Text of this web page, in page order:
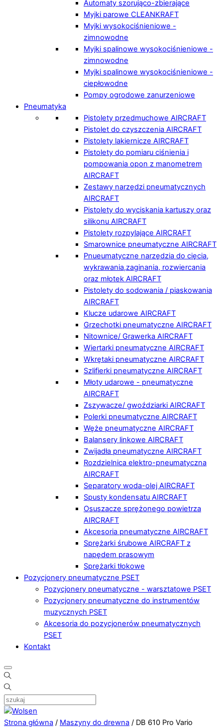
Automaty szorująco-zbierające
Myjki parowe CLEANKRAFT
Myjki wysokociśnieniowe -
zimnowodne
Myjki spalinowe wysokociśnieniowe -
zimnowodne
Myjki spalinowe wysokociśnieniowe -
ciepłowodne
Pompy ogrodowe zanurzeniowe
Pneumatyka
Pistolety przedmuchowe AIRCRAFT
Pistolet do czyszczenia AIRCRAFT
Pistolety lakiernicze AIRCRAFT
Pistolety do pomiaru ciśnienia i
pompowania opon z manometrem
AIRCRAFT
Zestawy narzędzi pneumatycznych
AIRCRAFT
Pistolety do wyciskania kartuszy oraz
silikonu AIRCRAFT
Pistolety rozpylające AIRCRAFT
Smarownice pneumatyczne AIRCRAFT
Pnueumatyczne narzędzia do cięcia,
wykrawania,zaginania, rozwiercania
oraz młotek AIRCRAFT
Pistolety do sodowania / piaskowania
AIRCRAFT
Klucze udarowe AIRCRAFT
Grzechotki pneumatyczne AIRCRAFT
Nitownice/ Grawerka AIRCRAFT
Wiertarki pneumatyczne AIRCRAFT
Wkrętaki pneumatyczne AIRCRAFT
Szlifierki pneumatyczne AIRCRAFT
Młoty udarowe - pneumatyczne
AIRCRAFT
Zszywacze/ gwoździarki AIRCRAFT
Polerki pneumatyczne AIRCRAFT
Węże pneumatyczne AIRCRAFT
Balansery linkowe AIRCRAFT
Zwijadła pneumatyczne AIRCRAFT
Rozdzielnica elektro-pneumatyczna
AIRCRAFT
Separatory woda-olej AIRCRAFT
Spusty kondensatu AIRCRAFT
Osuszacze sprężonego powietrza
AIRCRAFT
Akcesoria pneumatyczne AIRCRAFT
Sprężarki śrubowe AIRCRAFT z
napędem prasowym
Sprężarki tłokowe
Pozycjonery pneumatyczne PSET
Pozycjonery pneumatyczne - warsztatowe PSET
Pozycjonery pneumatyczne do instrumentów
muzycznych PSET
Akcesoria do pozycjonerów pneumatycznych
PSET
Kontakt
Strona główna / Maszyny do drewna / DB 610 Pro Vario